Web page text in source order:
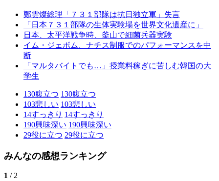
鄭雲燦総理「７３１部隊は抗日独立軍」失言
「日本７３１部隊の生体実験場を世界文化遺産に」
日本、太平洋戦争時、釜山で細菌兵器実験
イム・ジェボム、ナチス制服でのパフォーマンスを中
断
「マルタバイトでも…」授業料稼ぎに苦しむ韓国の大
学生
130腹立つ 130腹立つ
103悲しい 103悲しい
14すっきり 14すっきり
190興味深い 190興味深い
29役に立つ 29役に立つ
みんなの感想ランキング
1 / 2